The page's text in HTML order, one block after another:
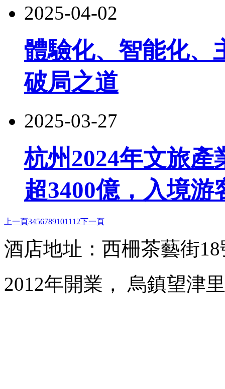
2025-04-02
體驗化、智能化、
破局之道
2025-03-27
杭州2024年文旅
超3400億，入境游
上一頁34567891011 12下一頁
酒店地址：西柵茶藝街
2012年開業， 烏鎮望